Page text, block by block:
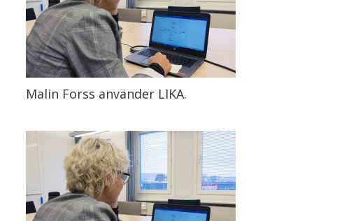
Malin Forss använder LIKA.